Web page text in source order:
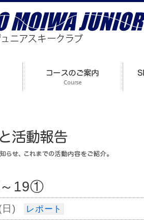
19①
) レポート